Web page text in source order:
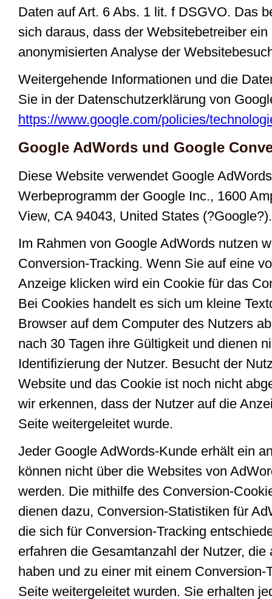
Daten auf Art. 6 Abs. 1 lit. f DSGVO. Das
sich daraus, dass der Websitebetreiber
anonymisierten Analyse der
Weitergehende Informationen und die
Sie in der Datenschutzerklärung von
https://www.google.com/policies/
Google AdWords und Google
Diese Website verwendet Google
Werbeprogramm der Google Inc., 1600
View, CA 94043, United States (?Google?).
Im Rahmen von Google AdWords nutzen
Conversion-Tracking. Wenn Sie auf eine
Anzeige klicken wird ein Cookie für das
Bei Cookies handelt es sich um kleine
Browser auf dem Computer des Nutzers
nach 30 Tagen ihre Gültigkeit und dienen
Identifizierung der Nutzer. Besucht der
Website und das Cookie ist noch nicht
wir erkennen, dass der Nutzer auf die
Seite weitergeleitet wurde.
Jeder Google AdWords-Kunde erhält ein
können nicht über die Websites von
werden. Die mithilfe des Conversion-
dienen dazu, Conversion-Statistiken für
die sich für Conversion-Tracking
erfahren die Gesamtanzahl der Nutzer,
haben und zu einer mit einem Conversion-
Seite weitergeleitet wurden. Sie erhalten